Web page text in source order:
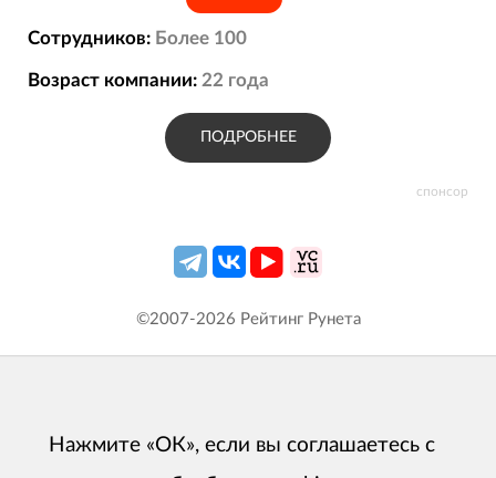
спонсор
Сотрудников: Более 100
Возраст компании: 22 года
ПОДРОБНЕЕ
©2007-2026 Рейтинг Рунета
Нажмите «ОК», если вы соглашаетесь с